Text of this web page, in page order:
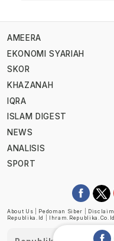
AMEERA
EKONOMI SYARIAH
SKOR
KHAZANAH
IQRA
ISLAM DIGEST
NEWS
ANALISIS
SPORT
About Us Pedoman Siber
Republika.id
Ihram.republika.co.id